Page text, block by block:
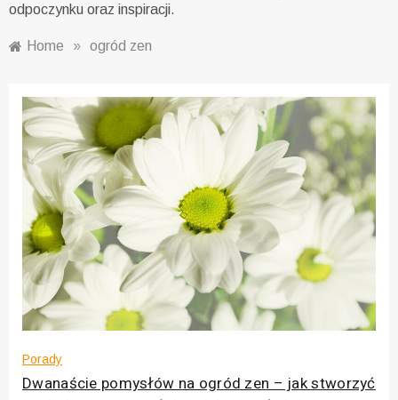
odpoczynku oraz inspiracji.
Home » ogród zen
Porady
Dwanaście pomysłów na ogród zen – jak stworzyć